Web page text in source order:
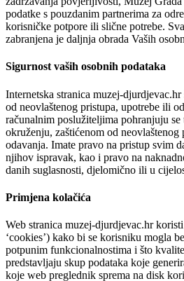
podatke s pouzdanim partnerima za
korisničke potpore ili slične potrebe.
zabranjena je daljnja obrada Vaših
Sigurnost vaših osobnih podataka
Internetska stranica muzej-
od neovlaštenog pristupa, upotrebe ili
računalnim poslužiteljima pohranjuju
okruženju, zaštićenom od neovlaštenog
odavanja. Imate pravo na pristup svim
njihov ispravak, kao i pravo na
danih suglasnosti, djelomično ili u
Primjena kolačića
Web stranica muzej-djurdjevac.hr
‘cookies’) kako bi se korisniku mogla
potpunim funkcionalnostima i što
predstavljaju skup podataka koje
koje web preglednik sprema na disk